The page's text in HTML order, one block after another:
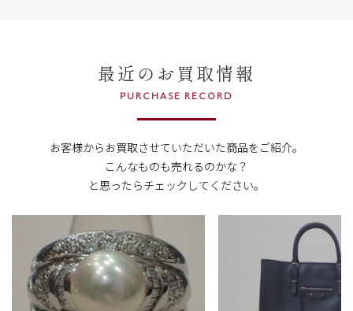
最近のお買取情報
PURCHASE RECORD
お客様からお買取させていただいた商品をご紹介。
こんなものも売れるのかな？
と思ったらチェックしてください。